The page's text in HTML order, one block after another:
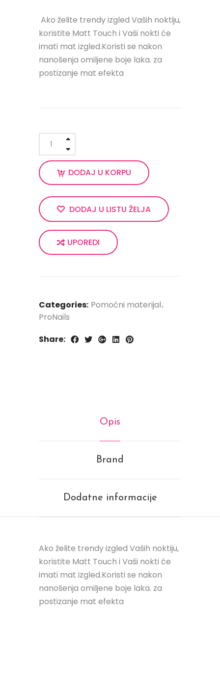
Ako želite trendy izgled Vaših noktiju,
koristite Matt Touch i Vaši nokti će
imati mat izgled.Koristi se nakon
nanošenja omiljene boje laka. za
postizanje mat efekta
DODAJ U KORPU
DODAJ U LISTU ŽELJA
UPOREDI
Categories: Pomoćni materijal
ProNails
Share:
Opis
Brand
Dodatne informacije
Ako želite trendy izgled Vaših noktiju,
koristite Matt Touch i Vaši nokti će
imati mat izgled.Koristi se nakon
nanošenja omiljene boje laka. za
postizanje mat efekta